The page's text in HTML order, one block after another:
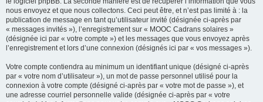
nous envoyez et que nous collectons. Ceci peut être, et n’est pas limité à : la
publication de message en tant qu’utilisateur invité (désignée ci-après par
« messages invités »), l’enregistrement sur « MOOC Cadrans solaires »
(désignée ici par « votre compte ») et les messages que vous envoyez après
l’enregistrement et lors d’une connexion (désignés ici par « vos messages »).
Votre compte contiendra au minimum un identifiant unique (désigné ci-après
par « votre nom d’utilisateur »), un mot de passe personnel utilisé pour la
connexion à votre compte (désigné ci-après par « votre mot de passe »), et
une adresse courriel personnelle valide (désignée ci-après par « votre